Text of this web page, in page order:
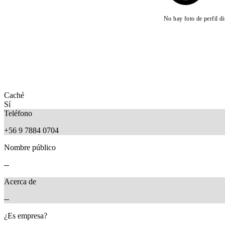
No hay foto de perfil
Caché
Sí
Teléfono
+56 9 7884 0704
Nombre público
--
Acerca de
--
¿Es empresa?